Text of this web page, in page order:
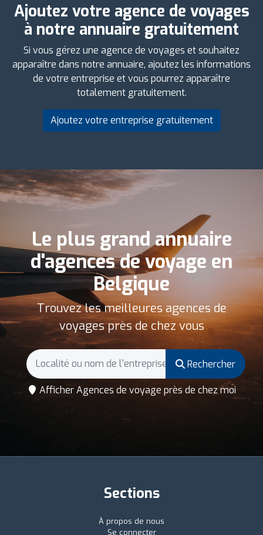
Ajoutez votre agence de voyages
à notre annuaire gratuitement
Si vous gérez une agence de voyages et souhaitez
apparaître dans notre annuaire, ajoutez les informations
de votre entreprise et vous pourrez apparaître
totalement gratuitement.
Ajoutez votre entreprise gratuitement
Le plus grand annuaire
d'agences de voyage en
Belgique
Trouvez les meilleures agences de
voyages près de chez vous
Rechercher
Afficher Agences de voyage près de chez moi
Sections
À propos de nous
Se connecter